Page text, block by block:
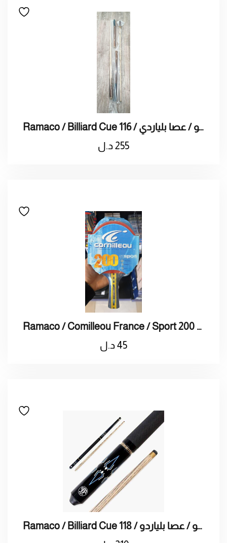
Ramaco / Billiard Cue 116 / راماكو / عصا بلياردي
255د.ل
Ramaco / Comilleou France / Sport 200 Table Tennis Racket / راماكو / كوميلو فرنسا / مضرب تنس طاولة سبورت 200
45د.ل
Ramaco / Billiard Cue 118 / راماكو / عصا بلياردو